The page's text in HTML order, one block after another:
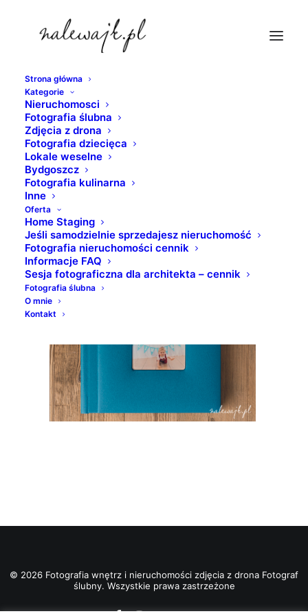
Strona główna
Kategorie
Nieruchomosci
Fotografia ślubna
Zdjęcia z drona
Fotografia dziecięca
Lokale weselne
Bydgoszcz
Fotografia kulinarna
Inne
Oferta
Home Staging
Jeśli samodzielnie sprzedajesz nieruchomość
Fotografia nieruchomości cennik
Informacje FAQ
Sesja fotograficzna dla architekta – cennik
Fotografia ślubna
O mnie
Kontakt
album-dzieciecy
Strona Główna
Fotoalbum dziecięcy | Etui na płytę DVD | Pendrive z
© 2026 Fotografia wnętrz i nieruchomości zdjęcia z drona Fotograf
ślubny. Wszystkie prawa zastrzeżone